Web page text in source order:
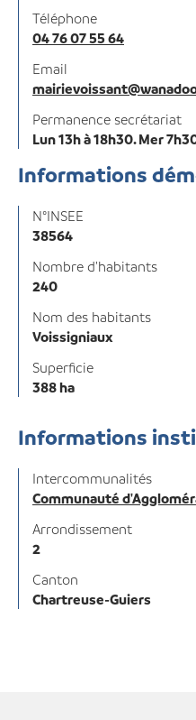
Téléphone
04 76 07 55 64
Email
Permanence secrétariat
Lun 13h à 18h30. Mer
Informations
N°INSEE
38564
Nombre d'habitants
240
Nom des habitants
Voissigniaux
Superficie
388 ha
Informations
Intercommunalités
Communauté
Arrondissement
2
Canton
Chartreuse-Guiers